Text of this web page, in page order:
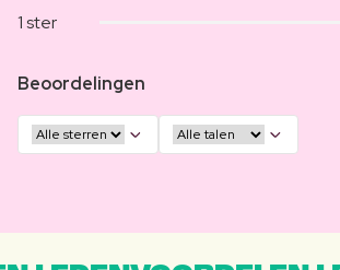
1 ster
Beoordelingen